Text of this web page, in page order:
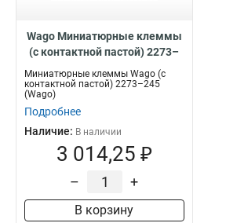
Wago Миниатюрные клеммы
(с контактной пастой) 2273–
245, 60932
Миниатюрные клеммы Wago (с
контактной пастой) 2273–245
(Wago)
Подробнее
Наличие: В наличии
3 014,25 ₽
– +
В корзину